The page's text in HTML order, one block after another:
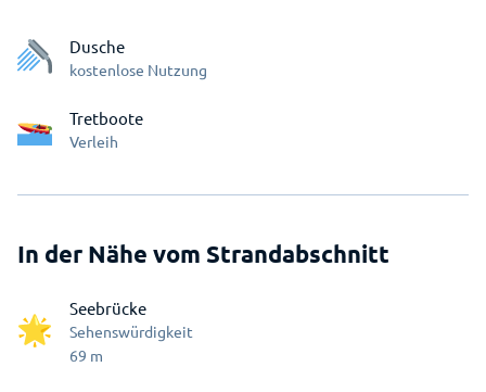
Dusche
kostenlose Nutzung
Tretboote
Verleih
In der Nähe vom Strandabschnitt
Seebrücke
Sehenswürdigkeit
69 m